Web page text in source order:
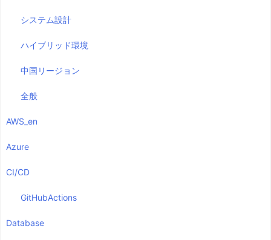
システム設計
ハイブリッド環境
中国リージョン
全般
AWS_en
Azure
CI/CD
GitHubActions
Database